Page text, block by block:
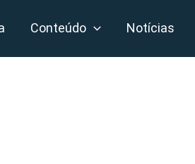
Conteúdo Notícias